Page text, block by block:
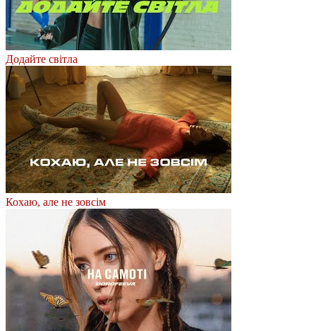
Додайте світла
Кохаю, але не зовсім